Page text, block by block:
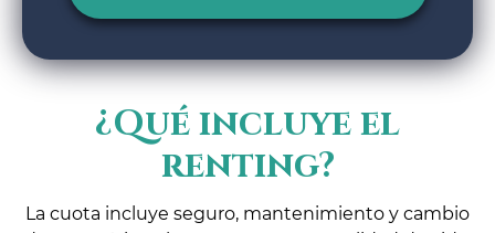
¿Qué incluye el
renting?
La cuota incluye seguro, mantenimiento y cambio